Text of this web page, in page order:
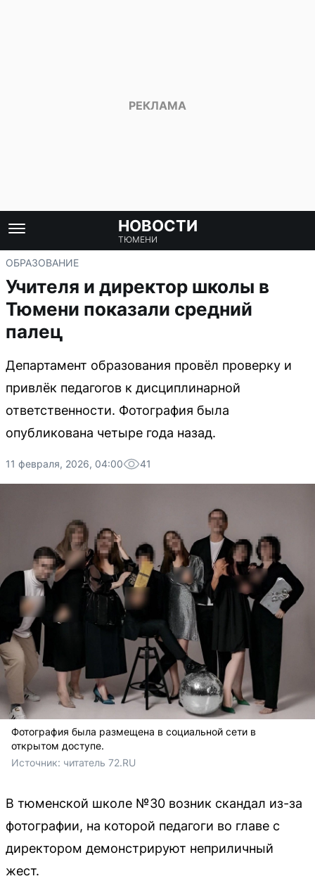
НОВОСТИ
ТЮМЕНИ
ОБРАЗОВАНИЕ
Учителя и директор школы в
Тюмени показали средний
палец
Департамент образования провёл проверку и
привлёк педагогов к дисциплинарной
ответственности. Фотография была
опубликована четыре года назад.
11 февраля, 2026, 04:00 41
Фотография была размещена в социальной сети в
открытом доступе.
Источник: читатель 72.RU
В тюменской школе №30 возник скандал из-за
фотографии, на которой педагоги во главе с
директором демонстрируют неприличный
жест.